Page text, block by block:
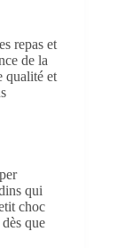
repas et
de la
qualité et
qui
choc
que